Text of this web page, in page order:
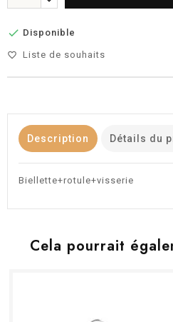
 Disponible
favorite_border Liste de souhaits
Description Détails du
Biellette+rotule+visserie
Cela pourrait